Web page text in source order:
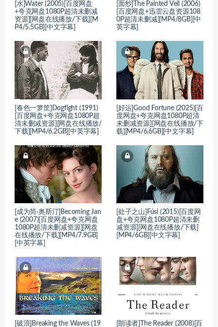
[水]Water (2005)[百度网盘
+夸克网盘1080P超清未删减
资源][网盘在线播放/下载][M
P4/5.5GB][中文字幕]
[面纱]The Painted Veil (2006)
[百度网盘+迅雷云盘资源108
0P超清未删减][MP4/8GB][中
英字幕]
[春色一箩筐]Dogfight (1991)
[百度网盘+夸克网盘1080P超
清未删减资源][网盘在线播放/
下载][MP4/6.2GB][中英字幕]
[好运]Good Fortune (2025)[百
度网盘+夸克网盘1080P超清
未删减资源][网盘在线播放/下
载][MP4/6.6GB][中文字幕]
[成为简·奥斯汀]Becoming Jan
e (2007)[百度网盘+夸克网盘
1080P超清未删减资源][网盘
在线播放/下载][MP4/7.9GB]
[中英字幕]
[处子之山]Fúsi (2015)[百度网
盘+夸克网盘1080P超清未删
减资源][网盘在线播放/下载]
[MP4/6GB][中文字幕]
[破浪]Breaking the Waves (19 [朗读者]The Reader (2008)[百